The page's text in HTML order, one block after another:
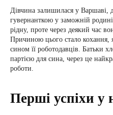
Дівчина залишилася у Варшаві,
гувернанткою у заможній
рідну, проте через деякий час
Причиною цього стало кохання,
сином її роботодавців. Батьки
партією для сина, через це
роботи.
Перші успіхи у